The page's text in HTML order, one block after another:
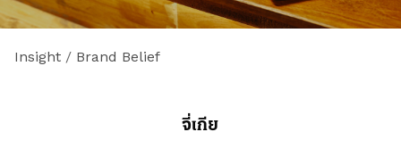
Insight / Brand Belief
จี่เกีย